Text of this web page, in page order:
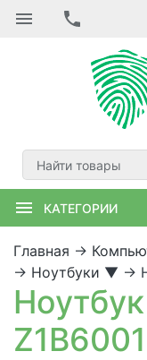
КАТЕГОРИИ
Главная →
→ Ноутбуки ▼ →